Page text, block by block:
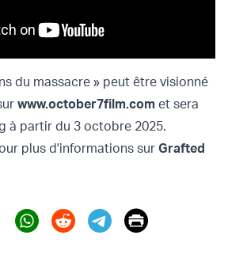
du massacre » peut être visionné
www.october7film.com et sera
à partir du 3 octobre 2025.
plus d'informations sur Grafted
(X)
Print